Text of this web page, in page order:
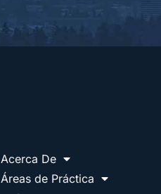
Acerca De
Áreas de Práctica